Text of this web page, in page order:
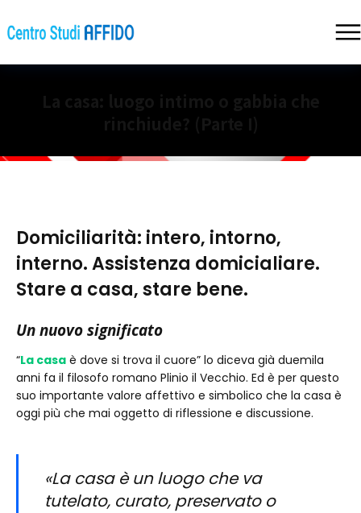
Domiciliarità: intero, intorno,
interno. Assistenza domicialiare.
Stare a casa, stare bene.
Un nuovo significato
“La casa è dove si trova il cuore” lo diceva già duemila
anni fa il filosofo romano Plinio il Vecchio. Ed è per questo
suo importante valore affettivo e simbolico che la casa è
oggi più che mai oggetto di riflessione e discussione.
«La casa è un luogo che va
tutelato, curato, preservato o